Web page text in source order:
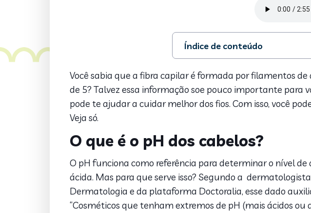
Índice de conteúdo
1. O que é o pH dos cabelos?
2. E qual a função do acidificante capilar?
3. Quais os benefícios do acidificante
Você sabia que a fibra capilar é formada por filamentos
de 5? Talvez essa informação soe pouco importante para
pode te ajudar a cuidar melhor dos fios. Com isso, você
Veja só.
O que é o pH dos cabelos?
O pH funciona como referência para determinar o nível
ácida. Mas para que serve isso? Segundo a
Dermatologia e da plataforma Doctoralia, esse dado
“Cosméticos que tenham extremos de pH (mais ácidos